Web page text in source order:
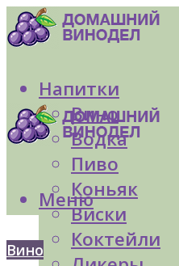
Напитки
Вино
Водка
Пиво
Коньяк
Виски
Коктейли
Меню
Вино